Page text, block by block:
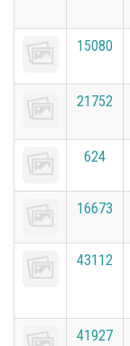
15080
21752
624
16673
43112
41927